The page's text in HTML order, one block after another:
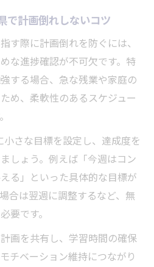
で計画倒れしないコツ
す際に計画倒れを防ぐには、
な進捗確認が不可欠です。特
する場合、急な残業や家庭の
め、柔軟性のあるスケジュー
さな目標を設定し、達成度を
しょう。例えば「今週はコン
る」といった具体的な目標が
合は翌週に調整するなど、無
要です。
画を共有し、学習時間の確保
チベーション維持につながり